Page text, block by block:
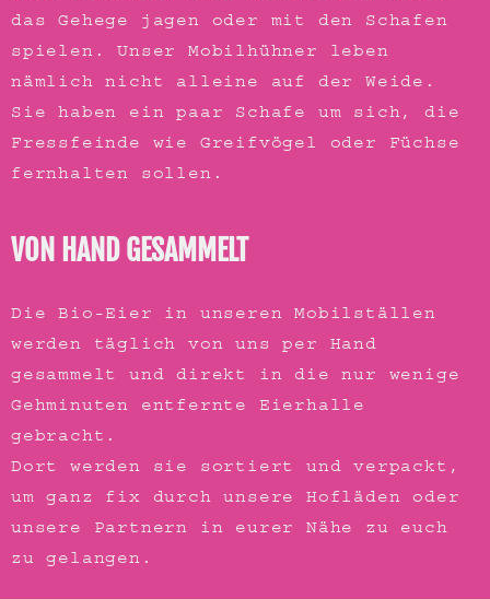
das Gehege jagen oder mit den Schafen
spielen .
Unser Mobilhühner leben
nämlich nicht alleine auf der Weide.
Sie haben ein paar Schafe um sich, die
Fressfeinde wie Greifvögel oder Füchse
fernhalten sollen.
VON HAND GESAMMELT
Die Bio-Eier in unseren Mobilställen
werden täglich von unsper Hand
gesammelt
und direkt in die nur wenige
Gehminuten entfernte Eierhalle
gebracht.
Dort werden sie sortiert und verpackt,
um ganz fix durch unsere Hofläden oder
unsere Partnern in eurer Nähe zu euch
zu gelangen.